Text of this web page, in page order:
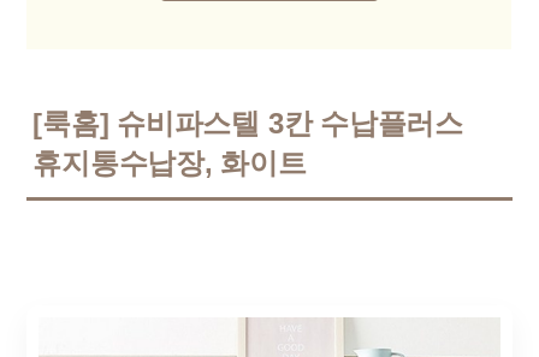
[룩홈] 슈비파스텔 3칸 수납플러스
휴지통수납장, 화이트